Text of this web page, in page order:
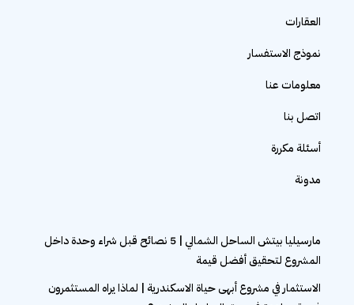
العقارات
نموذج الاستفسار
معلومات عنا
اتصل بنا
أسئلة مكررة
مدونة
مارسيليا بيتش الساحل الشمالي | 5 نصائح قبل شراء وحدة داخل
المشروع لتحقيق أفضل قيمة
الاستثمار في مشروع أبهى حياة الاسكندرية | لماذا يراه المستثمرون